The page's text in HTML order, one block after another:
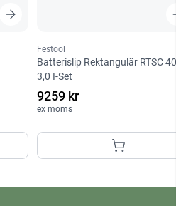
Festool
Batterislip Rektangulär RTSC
3,0 I-Set
9259 kr
ex moms